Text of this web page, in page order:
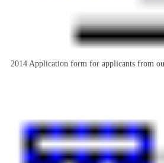
2014 Application form for applicants from